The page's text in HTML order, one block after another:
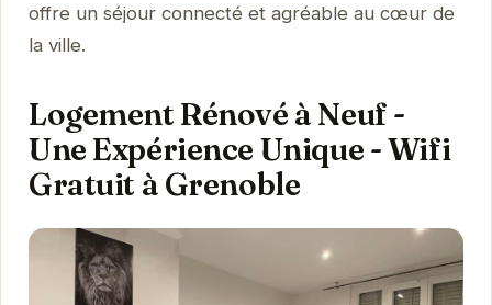
offre un séjour connecté et agréable au cœur de
la ville.
Logement Rénové à Neuf -
Une Expérience Unique - Wifi
Gratuit à Grenoble